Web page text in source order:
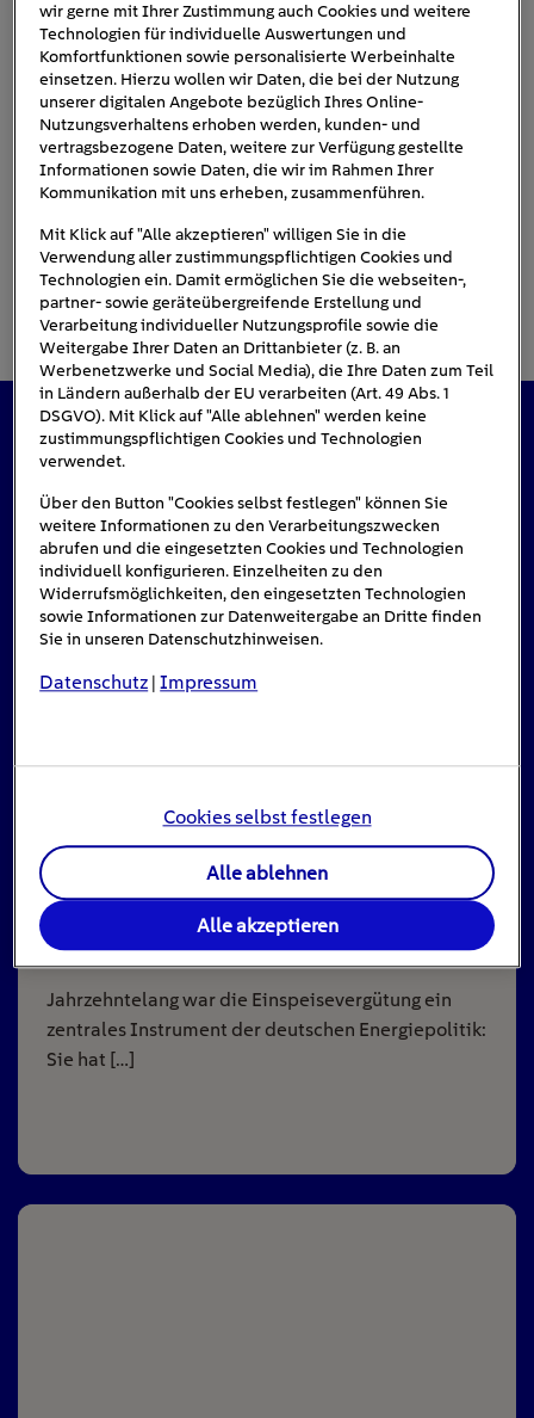
Das könnte Sie auch interessieren
#Solarenergie
Einspeisevergütung für Photovoltaik-
Anlagen
8min
Jahrzehntelang war die Einspeisevergütung ein
zentrales Instrument der deutschen Energiepolitik:
Sie hat […]
wir gerne mit Ihrer Zustimmung auch Cookies und weitere
Technologien für individuelle Auswertungen und
Komfortfunktionen sowie personalisierte Werbeinhalte
einsetzen. Hierzu wollen wir Daten, die bei der Nutzung
unserer digitalen Angebote bezüglich Ihres Online-
Nutzungsverhaltens erhoben werden, kunden- und
vertragsbezogene Daten, weitere zur Verfügung gestellte
Informationen sowie Daten, die wir im Rahmen Ihrer
Kommunikation mit uns erheben, zusammenführen.
Mit Klick auf "Alle akzeptieren" willigen Sie in die
Verwendung aller zustimmungspflichtigen Cookies und
Technologien ein. Damit ermöglichen Sie die webseiten-,
partner- sowie geräteübergreifende Erstellung und
Verarbeitung individueller Nutzungsprofile sowie die
Weitergabe Ihrer Daten an Drittanbieter (z. B. an
Werbenetzwerke und Social Media), die Ihre Daten zum Teil
in Ländern außerhalb der EU verarbeiten (Art. 49 Abs. 1
DSGVO). Mit Klick auf "Alle ablehnen" werden keine
zustimmungspflichtigen Cookies und Technologien
verwendet.
Über den Button "Cookies selbst festlegen" können Sie
weitere Informationen zu den Verarbeitungszwecken
abrufen und die eingesetzten Cookies und Technologien
individuell konfigurieren. Einzelheiten zu den
Widerrufsmöglichkeiten, den eingesetzten Technologien
sowie Informationen zur Datenweitergabe an Dritte finden
Sie in unseren Datenschutzhinweisen.
Datenschutz |Impressum
Cookies selbst festlegen
Alle ablehnen
Alle akzeptieren